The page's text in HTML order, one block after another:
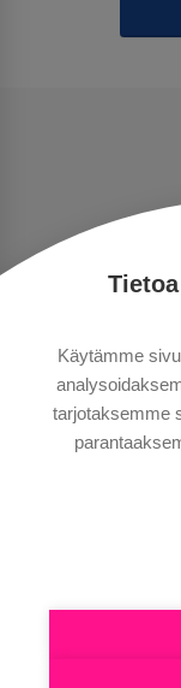
Käytämme
tarjotaksemme
Copyright ©